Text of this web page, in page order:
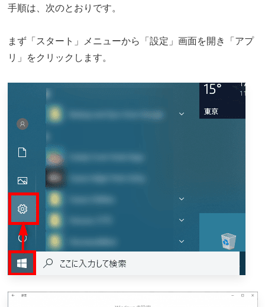
手順は、次のとおりです。
まず「スタート」メニューから「設定」画面を開き「アプ
リ」をクリックします。